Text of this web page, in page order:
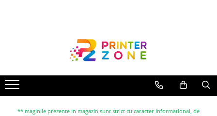
Imprimante cu jet
Multifunctionale laser
Multifunctionale cu jet
**Imaginile prezente in magazin sunt strict cu caracter informational, de